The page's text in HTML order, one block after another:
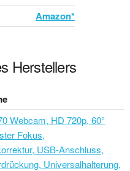
Amazon*
Herstellers
Webcam, HD 720p, 60°
Fokus,
USB-Anschluss,
Universalhalterung,